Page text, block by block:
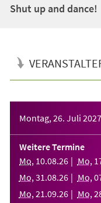
Shut up and dance!
Montag, 26. Juli 2027
Weitere Termine
Mo, 10.08.26 Mo,
Mo, 31 .08.26 Mo,
Mo, 21 .09.26 Mo,